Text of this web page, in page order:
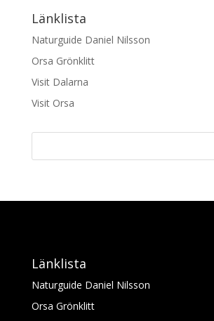
Länklista
Naturguide Daniel Nilsson
Orsa Grönklitt
Visit Dalarna
Visit Orsa
Länklista
Naturguide Daniel Nilsson
Orsa Grönklitt